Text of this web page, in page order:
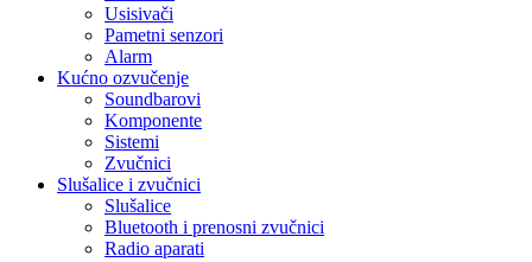
Usisivači
Pametni senzori
Alarm
Kućno ozvučenje
Soundbarovi
Komponente
Sistemi
Zvučnici
Slušalice i zvučnici
Slušalice
Bluetooth i prenosni zvučnici
Radio aparati